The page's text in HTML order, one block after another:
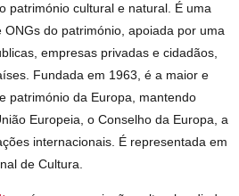
património cultural e natural. É uma
do património, apoiada por uma
empresas privadas e cidadãos,
Fundada em 1963, é a maior e
património da Europa, mantendo
Europeia, o Conselho da Europa, a
internacionais. É representada em
de Cultura.